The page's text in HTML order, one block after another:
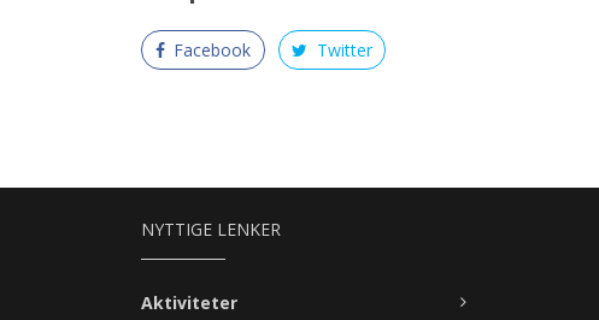
Facebook Twitter
NYTTIGE LENKER
Aktiviteter